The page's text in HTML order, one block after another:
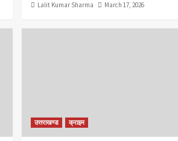
Lalit Kumar Sharma March 17, 2026
उत्तराखण्ड क्राइम